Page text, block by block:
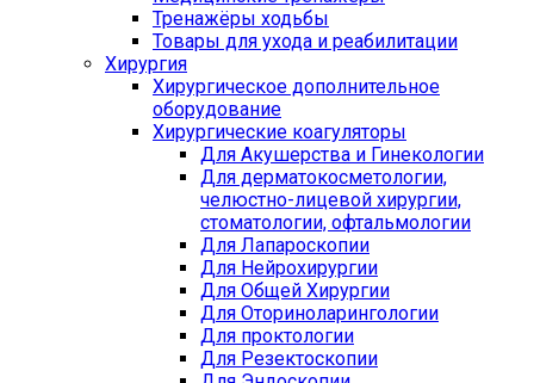
Тренажёры ходьбы
Товары для ухода и реабилитации
Хирургия
Хирургическое дополнительное
оборудование
Хирургические коагуляторы
Для Акушерства и Гинекологии
Для дерматокосметологии,
челюстно-лицевой хирургии,
стоматологии, офтальмологии
Для Лапароскопии
Для Нейрохирургии
Для Общей Хирургии
Для Оториноларингологии
Для проктологии
Для Резектоскопии